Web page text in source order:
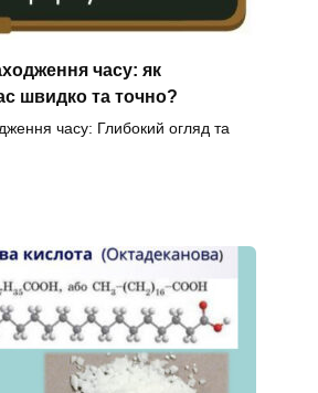
часу: як
швидко та точно?
часу: Глибокий огляд та